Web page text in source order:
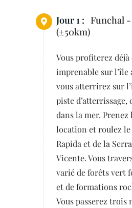
Jour 1 : Funchal -
(±50km)
Vous profiterez déjà
imprenable sur l’île
vous atterrirez sur
piste
dans la mer.
location et roulez le
Rapida et de la Serra
Vicente. Vous
varié de forêts vert
et de formations
Vous passerez trois